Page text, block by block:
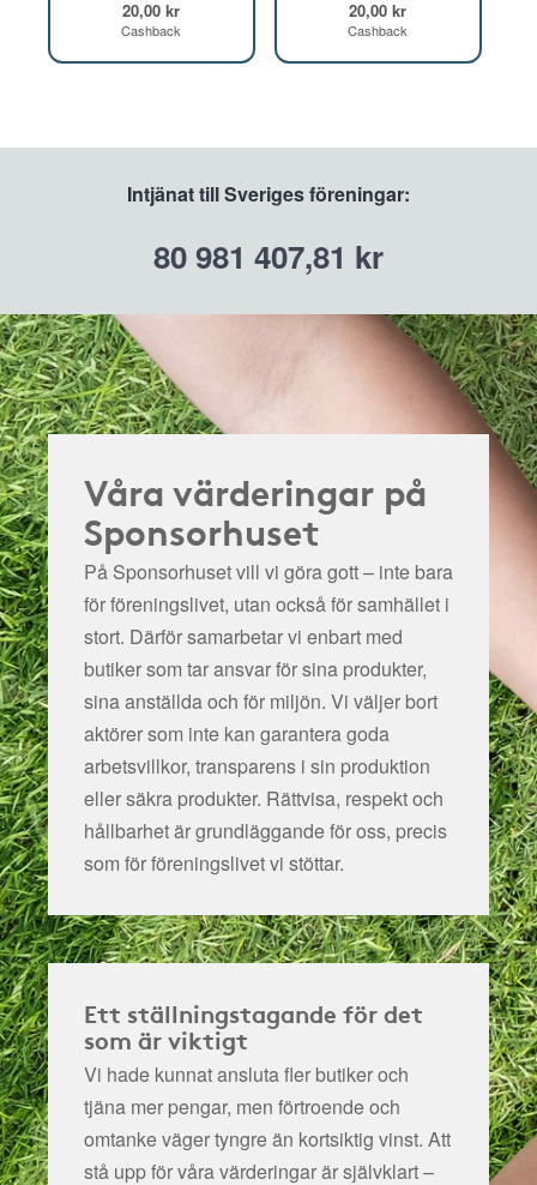
20,00 kr
Cashback
20,00 kr
Cashback
Intjänat till Sveriges föreningar:
80 981 407,81 kr
Våra värderingar på
Sponsorhuset
På Sponsorhuset vill vi göra gott – inte bara
för föreningslivet, utan också för samhället i
stort. Därför samarbetar vi enbart med
butiker som tar ansvar för sina produkter,
sina anställda och för miljön. Vi väljer bort
aktörer som inte kan garantera goda
arbetsvillkor, transparens i sin produktion
eller säkra produkter. Rättvisa, respekt och
hållbarhet är grundläggande för oss, precis
som för föreningslivet vi stöttar.
Ett ställningstagande för det
som är viktigt
Vi hade kunnat ansluta fler butiker och
tjäna mer pengar, men förtroende och
omtanke väger tyngre än kortsiktig vinst. Att
stå upp för våra värderingar är självklart –